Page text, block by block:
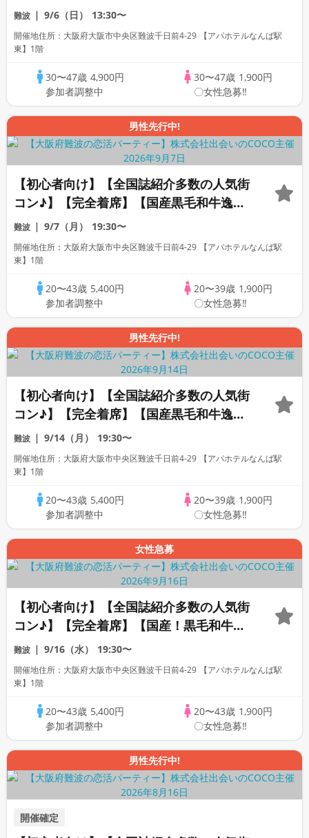
寿司☆】【料理長自慢の日替わり逸品料理
多数♪】【お一人様参加多数】【同世代で
楽しむ♪】【LINE交換自由・席がえあ
り！！】
難波 9/6（日） 13:30〜
開催地住所：大阪府大阪市中央区難波千日前4-29 【アパホテルなんば駅
東】1階
30〜47歳 4,900円
参加者調整中
30〜47歳 1,900円
〇女性急募‼
男性先行中!
【初心者向け】【全国誌紹介多数の人気街
コン♪】【完全着席】【国産黒毛和牛逸品
料理】【料理長自慢の日替わり逸品料理多
数！】【お一人様参加多数】【同世代で盛
り上がる♪】【LINE交換自由・席がえあ
難波 9/7（月） 19:30〜
開催地住所：大阪府大阪市中央区難波千日前4-29 【アパホテルなんば駅
東】1階
20〜43歳 5,400円
参加者調整中
20〜39歳 1,900円
〇女性急募‼
男性先行中!
【初心者向け】【全国誌紹介多数の人気街
コン♪】【完全着席】【国産黒毛和牛逸品
料理】【料理長自慢の日替わり逸品料理多
数！】【お一人様参加多数】【同世代で盛
り上がる♪】【LINE交換自由・席がえあ
難波 9/14（月） 19:30〜
開催地住所：大阪府大阪市中央区難波千日前4-29 【アパホテルなんば駅
東】1階
20〜43歳 5,400円
参加者調整中
20〜39歳 1,900円
〇女性急募‼
女性急募
【初心者向け】【全国誌紹介多数の人気街
コン♪】【完全着席】【国産！黒毛和牛肉
寿司☆】【料理長自慢の日替わり逸品多数
☆】【お一人様参加多数】【同世代で盛り
上がる♪】【LINE交換自由・席がえあり】
難波 9/16（水） 19:30〜
開催地住所：大阪府大阪市中央区難波千日前4-29 【アパホテルなんば駅
東】1階
20〜43歳 5,400円
参加者調整中
20〜43歳 1,900円
〇女性急募‼
男性先行中!
開催確定